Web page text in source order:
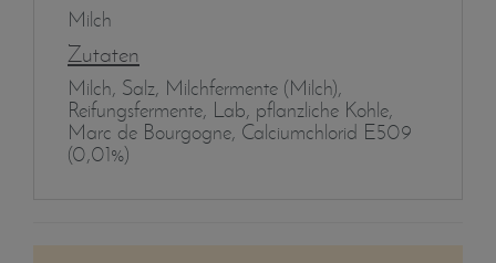
Milch
Zutaten
Milch, Salz, Milchfermente (Milch),
Reifungsfermente, Lab, pflanzliche Kohle,
Marc de Bourgogne, Calciumchlorid E509
(0,01%)